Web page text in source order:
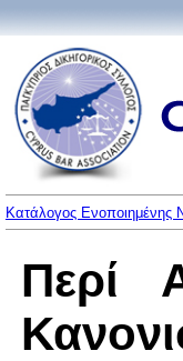
Κατάλογος Ενοποιημένης
Περί